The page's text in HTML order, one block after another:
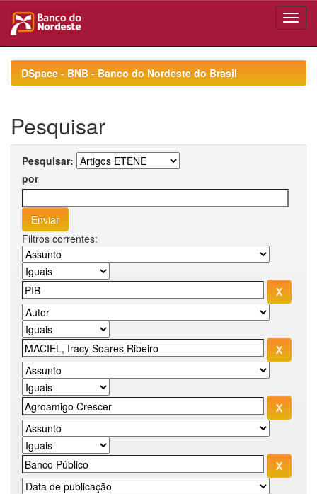
navigationDSpace - BNB - Banco do Nordeste do Brasil
Pesquisar
Pesquisar:
por
Filtros correntes: